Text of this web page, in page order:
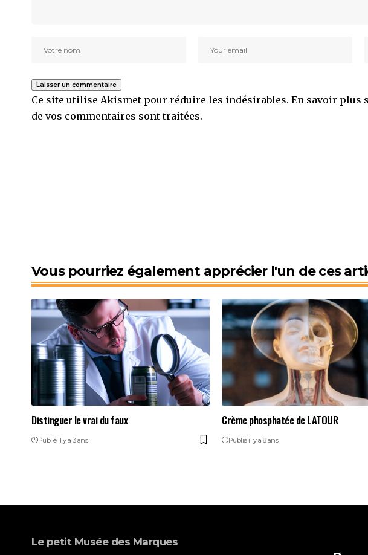
Ce site utilise Akismet pour réduire les indésirables. En savoir plus
de vos commentaires sont traitées.
Vous pourriez également apprécier l'un de ces
Distinguer le vrai du faux
Publié il y a 3 ans
Crème phosphatée de LATOUR
Publié il y a 8 ans
Le petit Musée des Marques